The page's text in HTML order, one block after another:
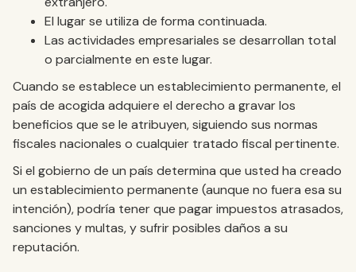
El lugar se utiliza de forma continuada.
Las actividades empresariales se desarrollan total
o parcialmente en este lugar.
Cuando se establece un establecimiento permanente, el
país de acogida adquiere el derecho a gravar los
beneficios que se le atribuyen, siguiendo sus normas
fiscales nacionales o cualquier tratado fiscal pertinente.
Si el gobierno de un país determina que usted ha creado
un establecimiento permanente (aunque no fuera esa su
intención), podría tener que pagar impuestos atrasados,
sanciones y multas, y sufrir posibles daños a su
reputación.